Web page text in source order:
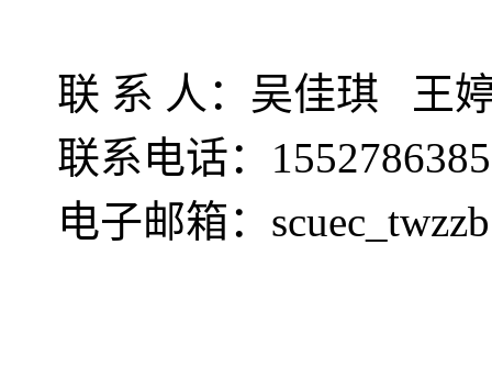
联 系 人：吴佳琪 王
联系电话：
电子邮箱：